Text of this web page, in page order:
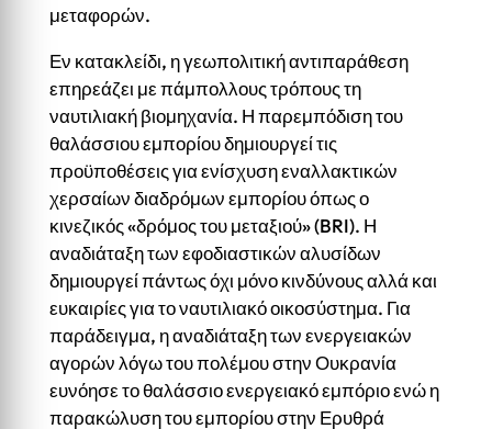
μεταφορών.
Εν κατακλείδι, η γεωπολιτική αντιπαράθεση
επηρεάζει με πάμπολλους τρόπους τη
ναυτιλιακή βιομηχανία. Η παρεμπόδιση του
θαλάσσιου εμπορίου δημιουργεί τις
προϋποθέσεις για ενίσχυση εναλλακτικών
χερσαίων διαδρόμων εμπορίου όπως ο
κινεζικός «δρόμος του μεταξιού» (BRI). Η
αναδιάταξη των εφοδιαστικών αλυσίδων
δημιουργεί πάντως όχι μόνο κινδύνους αλλά και
ευκαιρίες για το ναυτιλιακό οικοσύστημα. Για
παράδειγμα, η αναδιάταξη των ενεργειακών
αγορών λόγω του πολέμου στην Ουκρανία
ευνόησε το θαλάσσιο ενεργειακό εμπόριο ενώ η
παρακώλυση του εμπορίου στην Ερυθρά